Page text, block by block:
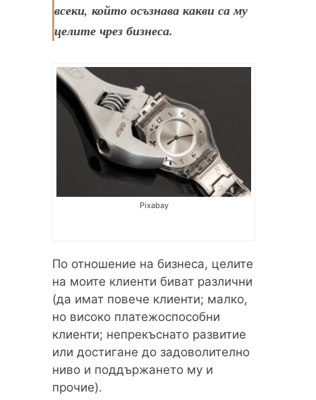
всеки, който осъзнава какви са му
целите чрез бизнеса.
Pixabay
По отношение на бизнеса, целите
на моите клиенти биват различни
(да имат повече клиенти; малко,
но високо платежоспособни
клиенти; непрекъснато развитие
или достигане до задоволително
ниво и поддържането му и
прочие).